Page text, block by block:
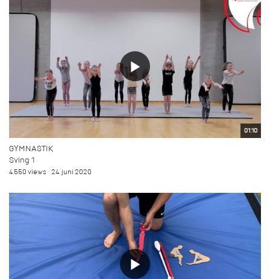
01:10
GYMNASTIK
Sving 1
4.550 views 24. juni 2020